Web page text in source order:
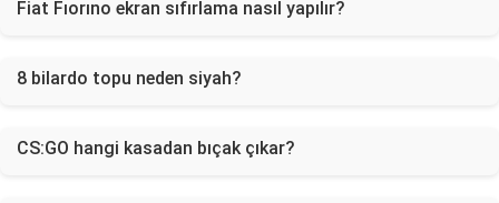
Fiat Fıorıno ekran sıfırlama nasıl yapılır?
8 bilardo topu neden siyah?
CS:GO hangi kasadan bıçak çıkar?